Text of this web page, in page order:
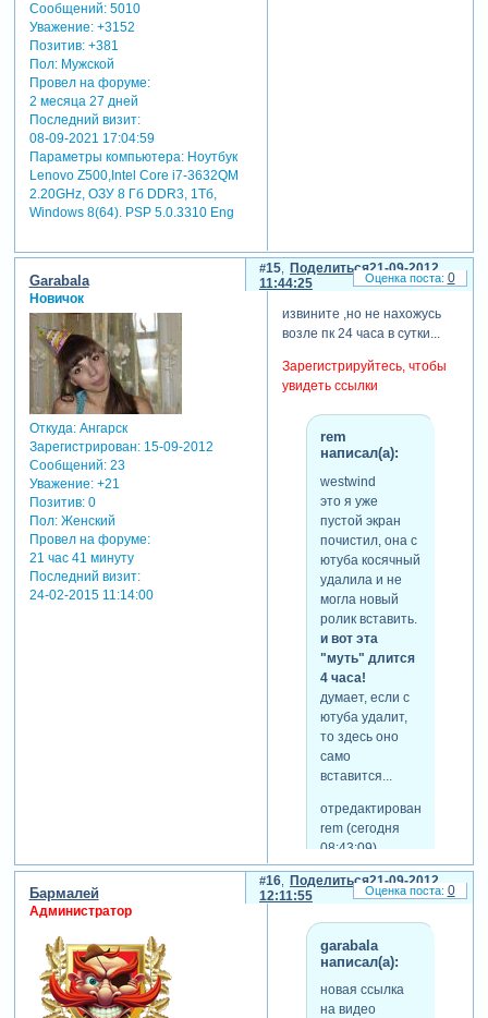
Сообщений:5010
Уважение: +3152
Позитив: +381
Пол:Мужской
Провел на форуме:
2 месяца 27 дней
Последний визит:
08-09-2021 17:04:59
Параметры компьютера:Ноутбук
Lenovo Z500,Intel Core i7-3632QM
2.20GHz, ОЗУ 8 Гб DDR3, 1Тб,
Windows 8(64). PSP 5.0.3310 Eng
Поделиться
15
21-09-2012
11:44:25
Garabala
Новичок
Откуда:Ангарск
Зарегистрирован: 15-09-2012
Сообщений:23
Уважение: +21
Позитив: 0
Пол:Женский
Провел на форуме:
21 час 41 минуту
Последний визит:
24-02-2015 11:14:00
извините ,но не нахожусь
возле пк 24 часа в сутки...
Зарегистрируйтесь, чтобы
увидеть ссылки
rem
написал(а):
westwind
это я уже
пустой экран
почистил, она с
ютуба косячный
удалила и не
могла новый
ролик вставить.
и вот эта
"муть" длится
4 часа!
думает, если с
ютуба удалит,
то здесь оно
само
вставится...
отредактировано
rem (сегодня
08:43:09)
пк 24 часа...
новая ссылка на
видео:http://www.youtube.com/
v=zao5atace0s
0
Поделиться
16
21-09-2012
12:11:55
Бармалей
Администратор
garabala
написал(а):
новая ссылка
на видео
0